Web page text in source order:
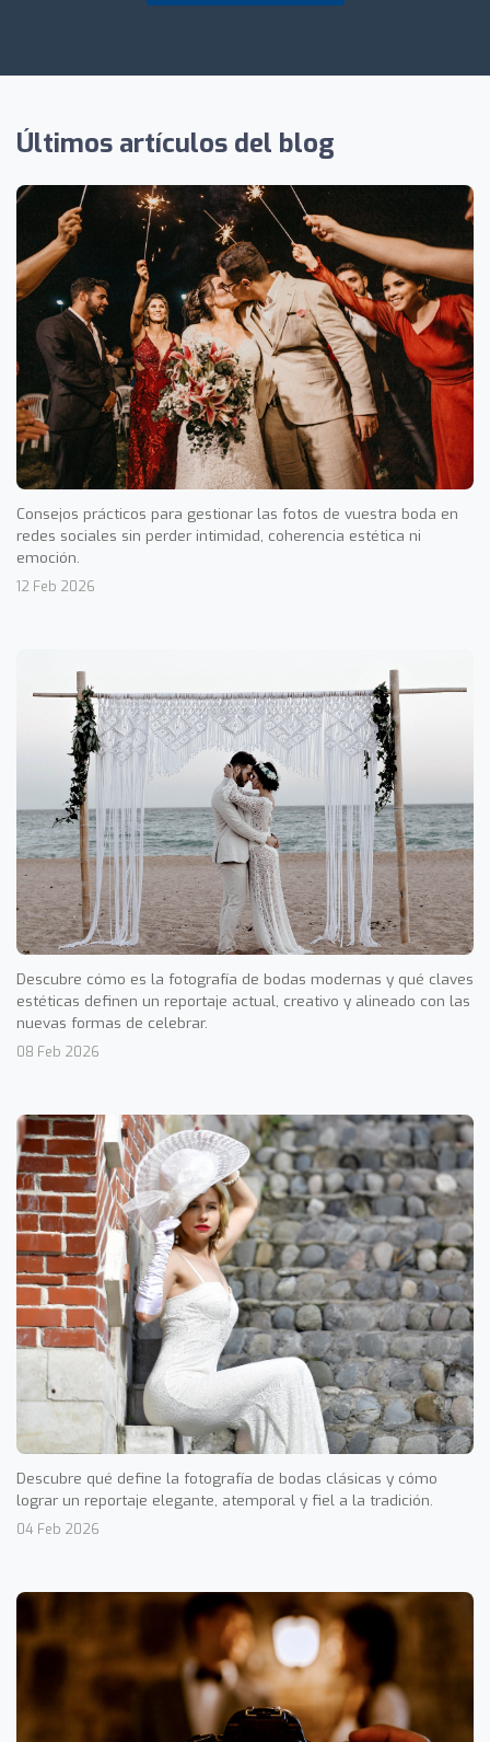
Últimos artículos del blog
Consejos prácticos para gestionar las fotos de vuestra boda en
redes sociales sin perder intimidad, coherencia estética ni
emoción.
12 Feb 2026
Descubre cómo es la fotografía de bodas modernas y qué claves
estéticas definen un reportaje actual, creativo y alineado con las
nuevas formas de celebrar.
08 Feb 2026
Descubre qué define la fotografía de bodas clásicas y cómo
lograr un reportaje elegante, atemporal y fiel a la tradición.
04 Feb 2026